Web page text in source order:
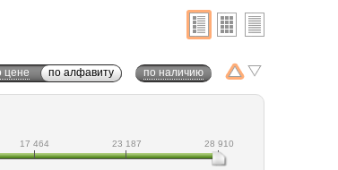
цене по алфавиту по наличию
17 464 23 187 28 910